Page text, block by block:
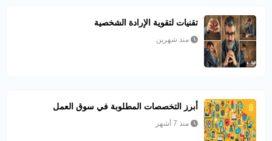
تقنيات لتقوية الإرادة الشخصية
منذ شهرين
أبرز التخصصات المطلوبة في سوق العمل
منذ 7 أشهر